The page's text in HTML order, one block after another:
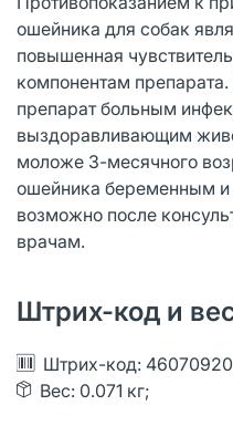
ошейника для собак
повышенная
компонентам
препарат больным
выздоравливающим
моложе 3-месячного
ошейника беременным
возможно после
врачам.
Штрих-код и
Штрих-код:
Вес: 0.071 кг;